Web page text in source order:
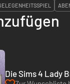
Die Sims 4 Lady